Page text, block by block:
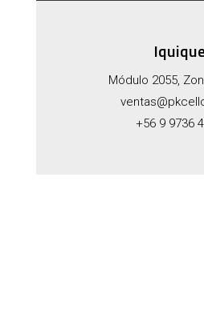
Módulo 2055,
+56 9 9736